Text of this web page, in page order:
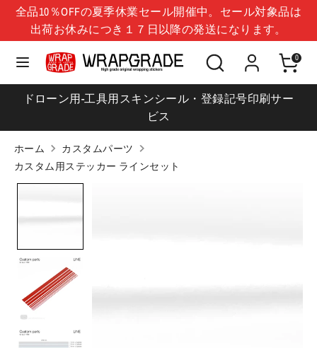
テ
動
全品10％OFFの夏季休業セール開催中。セール対象品は
出荷お休みにつき１７日以降の発送になります。
シ
ョ
ッ
プ
を
検
索
0
日本 (JPY ¥)
言
語
日本語
検
索
シ
ョ
ッ
を
検
索
ドローン用-工具用スキンシール・登録記号印刷サー
ビス
ホーム
カスタムパーツ
カスタム用ステッカー ラインセット